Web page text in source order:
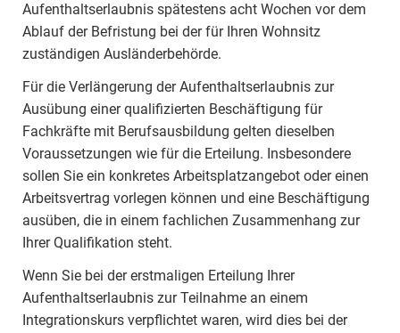
Aufenthaltserlaubnis spätestens acht Wochen vor dem
Ablauf der Befristung bei der für Ihren Wohnsitz
zuständigen Ausländerbehörde.
Für die Verlängerung der Aufenthaltserlaubnis zur
Ausübung einer qualifizierten Beschäftigung für
Fachkräfte mit Berufsausbildung gelten dieselben
Voraussetzungen wie für die Erteilung. Insbesondere
sollen Sie ein konkretes Arbeitsplatzangebot oder einen
Arbeitsvertrag vorlegen können und eine Beschäftigung
ausüben, die in einem fachlichen Zusammenhang zur
Ihrer Qualifikation steht.
Wenn Sie bei der erstmaligen Erteilung Ihrer
Aufenthaltserlaubnis zur Teilnahme an einem
Integrationskurs verpflichtet waren, wird dies bei der